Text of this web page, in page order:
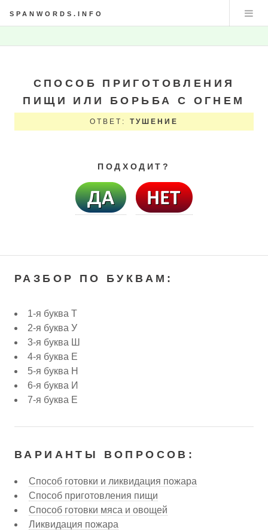
SPANWORDS.INFO
СПОСОБ ПРИГОТОВЛЕНИЯ
ПИЩИ ИЛИ БОРЬБА С ОГНЕМ
ОТВЕТ: ТУШЕНИЕ
ПОДХОДИТ?
РАЗБОР ПО БУКВАМ:
1-я буква Т
2-я буква У
3-я буква Ш
4-я буква Е
5-я буква Н
6-я буква И
7-я буква Е
ВАРИАНТЫ ВОПРОСОВ:
Способ готовки и ликвидация пожара
Способ приготовления пищи
Способ готовки мяса и овощей
Ликвидация пожара